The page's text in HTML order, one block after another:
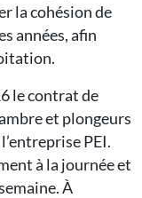
la cohésion de
années, afin
le contrat de
et plongeurs
PEI.
à la journée et
À